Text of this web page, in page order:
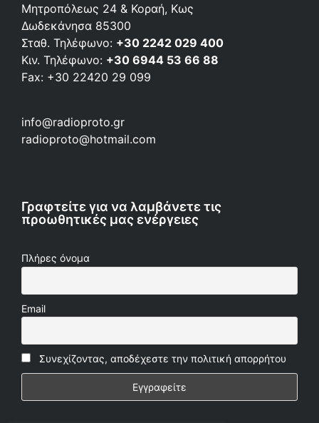
Μητροπόλεως 24 & Κοραή, Κως
Δωδεκάνησα 85300
Σταθ. Τηλέφωνο: +30 2242 029 400
Κιν. Τηλέφωνο: +30 6944 53 66 88
Fax: +30 22420 29 099
info@radioproto.gr
radioproto@hotmail.com
Γραφτείτε για να λαμβάνετε τις
προωθητικές μας ενέργειες
Πλήρες όνομα
Email
Συνεχίζοντας, αποδέχεστε την πολιτική απορρήτου